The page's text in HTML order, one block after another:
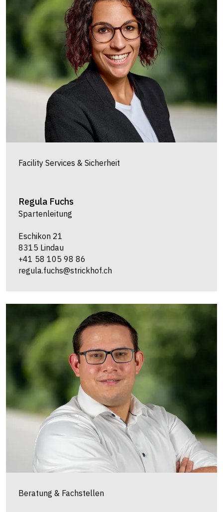
Facility Services & Sicherheit
Regula Fuchs
Spartenleitung
Eschikon 21
8315 Lindau
+41 58 105 98 86
regula.fuchs@strickhof.ch
Beratung & Fachstellen